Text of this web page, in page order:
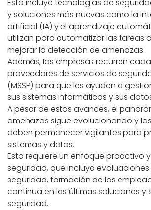
Esto incluye tecnologías de
y soluciones más nuevas como la
artificial (IA) y el aprendizaje
utilizan para automatizar las tareas
mejorar la detección de amenazas.
Además, las empresas recurren
proveedores de servicios de
(MSSP) para que les ayuden a
sus sistemas informáticos y sus
A pesar de estos avances, el
amenazas sigue evolucionando y
deben permanecer vigilantes para
sistemas y datos.
Esto requiere un enfoque proactivo
seguridad, que incluya
seguridad, formación de los
continua en las últimas soluciones y
seguridad.